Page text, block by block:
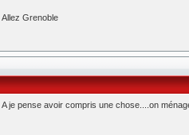
Allez Grenoble
A je pense avoir compris une chose....on